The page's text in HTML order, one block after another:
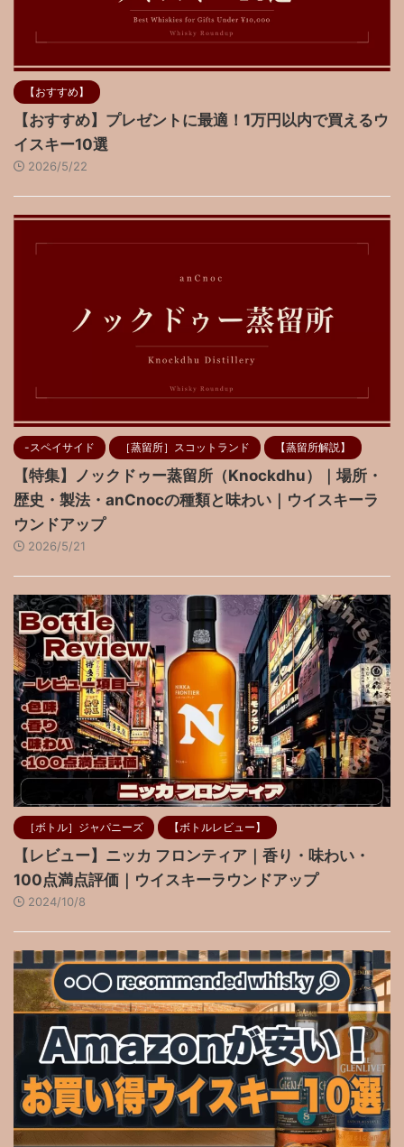
【おすすめ】
【おすすめ】プレゼントに最適！1万円以内で買えるウ
イスキー10選
2026/5/22
-スペイサイド ［蒸留所］スコットランド 【蒸留所解説】
【特集】ノックドゥー蒸留所（Knockdhu）｜場所・
歴史・製法・anCnocの種類と味わい｜ウイスキーラ
ウンドアップ
2026/5/21
［ボトル］ジャパニーズ 【ボトルレビュー】
【レビュー】ニッカ フロンティア｜香り・味わい・
100点満点評価｜ウイスキーラウンドアップ
2024/10/8